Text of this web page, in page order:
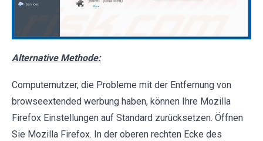
Alternative Methode:
Computernutzer, die Probleme mit der Entfernung von
browseextended werbung haben, können Ihre Mozilla
Firefox Einstellungen auf Standard zurücksetzen. Öffnen
Sie Mozilla Firefox. In der oberen rechten Ecke des